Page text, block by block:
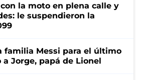
la moto en plena calle y
le suspendieron la
familia Messi para el último
a Jorge, papá de Lionel